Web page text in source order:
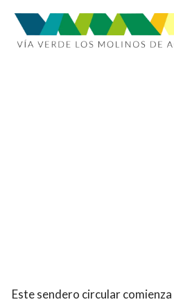
Este sendero circular